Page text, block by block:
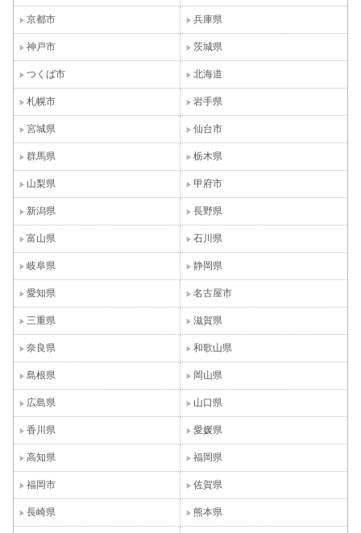
京都市 兵庫県
神戸市 茨城県
つくば市 北海道
札幌市 岩手県
宮城県 仙台市
群馬県 栃木県
山梨県 甲府市
新潟県 長野県
富山県 石川県
岐阜県 静岡県
愛知県 名古屋市
三重県 滋賀県
奈良県 和歌山県
島根県 岡山県
広島県 山口県
香川県 愛媛県
高知県 福岡県
福岡市 佐賀県
長崎県 熊本県